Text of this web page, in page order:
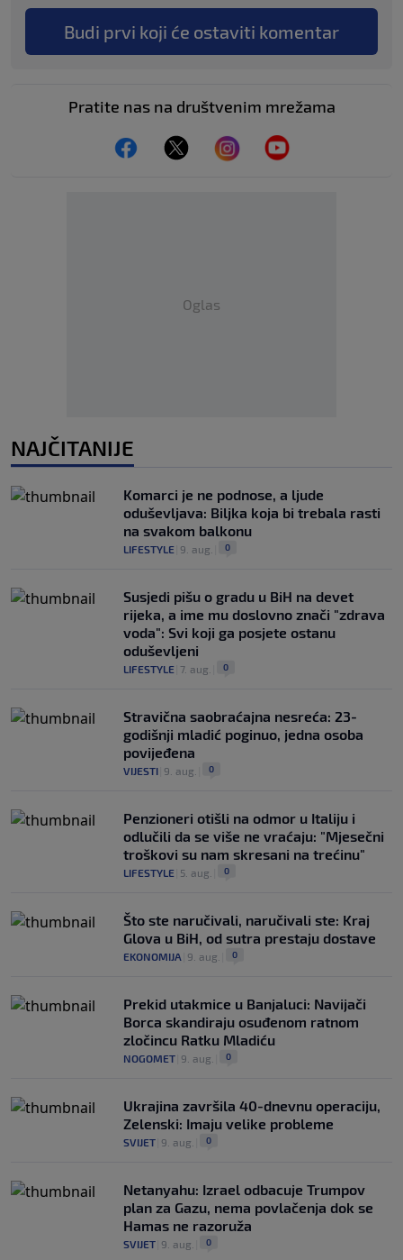
Budi prvi koji će ostaviti komentar
Pratite nas na društvenim mrežama
Oglas
NAJČITANIJE
Komarci je ne podnose, a ljude
oduševljava: Biljka koja bi trebala rasti
na svakom balkonu
LIFESTYLE 9. aug. 0
Susjedi pišu o gradu u BiH na devet
rijeka, a ime mu doslovno znači "zdrava
voda": Svi koji ga posjete ostanu
oduševljeni
LIFESTYLE 7. aug. 0
Stravična saobraćajna nesreća: 23-
godišnji mladić poginuo, jedna osoba
povijeđena
VIJESTI 9. aug. 0
Penzioneri otišli na odmor u Italiju i
odlučili da se više ne vraćaju: "Mjesečni
troškovi su nam skresani na trećinu"
LIFESTYLE 5. aug. 0
Što ste naručivali, naručivali ste: Kraj
Glova u BiH, od sutra prestaju dostave
EKONOMIJA 9. aug. 0
Prekid utakmice u Banjaluci: Navijači
Borca skandiraju osuđenom ratnom
zločincu Ratku Mladiću
NOGOMET 9. aug. 0
Ukrajina završila 40-dnevnu operaciju,
Zelenski: Imaju velike probleme
SVIJET 9. aug. 0
Netanyahu: Izrael odbacuje Trumpov
plan za Gazu, nema povlačenja dok se
Hamas ne razoruža
SVIJET 9. aug. 0